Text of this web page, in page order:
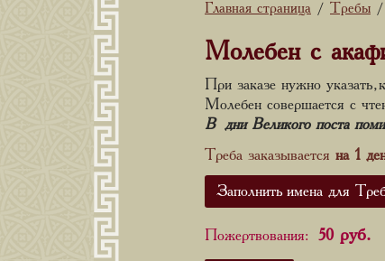
Главная страница / Требы /
Молебен с
При заказе нужно
Молебен совершается с
В дни Великого поста
Треба заказывается на 1
Заполнить имена для
Пожертвования: 50 руб.